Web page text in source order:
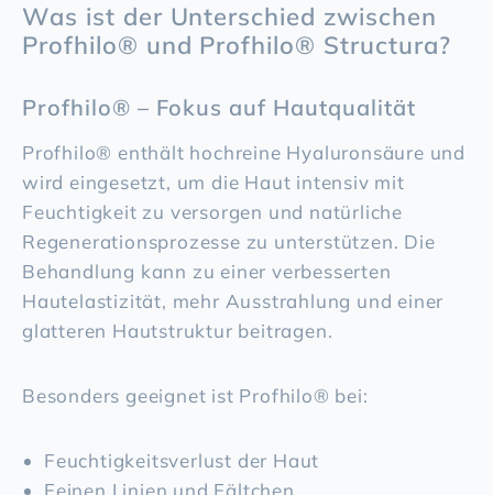
Was ist der Unterschied zwischen
Profhilo® und Profhilo® Structura?
Profhilo® – Fokus auf Hautqualität
Profhilo® enthält hochreine Hyaluronsäure und
wird eingesetzt, um die Haut intensiv mit
Feuchtigkeit zu versorgen und natürliche
Regenerationsprozesse zu unterstützen. Die
Behandlung kann zu einer verbesserten
Hautelastizität, mehr Ausstrahlung und einer
glatteren Hautstruktur beitragen.
Besonders geeignet ist Profhilo® bei:
Feuchtigkeitsverlust der Haut